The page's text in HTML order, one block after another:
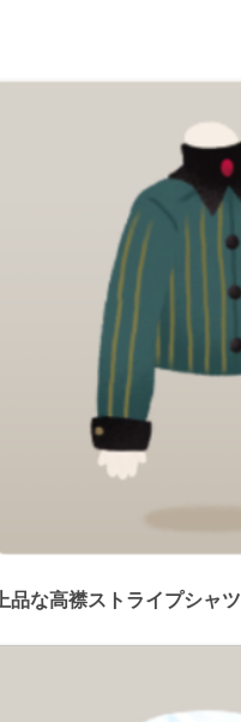
上品な高襟ストライプシャツ